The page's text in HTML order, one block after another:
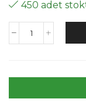
450 adet